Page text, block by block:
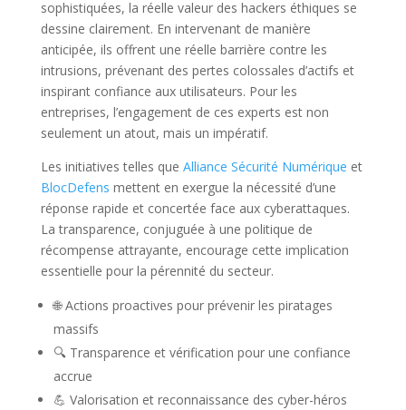
sophistiquées, la réelle valeur des hackers éthiques se
dessine clairement. En intervenant de manière
anticipée, ils offrent une réelle barrière contre les
intrusions, prévenant des pertes colossales d’actifs et
inspirant confiance aux utilisateurs. Pour les
entreprises, l’engagement de ces experts est non
seulement un atout, mais un impératif.
Les initiatives telles que Alliance Sécurité Numérique et
BlocDefens mettent en exergue la nécessité d’une
réponse rapide et concertée face aux cyberattaques.
La transparence, conjuguée à une politique de
récompense attrayante, encourage cette implication
essentielle pour la pérennité du secteur.
🌐 Actions proactives pour prévenir les piratages
massifs
🔍 Transparence et vérification pour une confiance
accrue
💪 Valorisation et reconnaissance des cyber-héros